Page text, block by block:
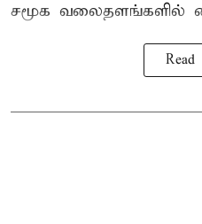
சமூக வலைதளங்களில்
Read